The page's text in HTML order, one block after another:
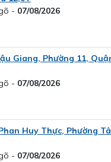
- 07/08/2026
Giang, Phường 11,
- 07/08/2026
Huy Thực, Phường
- 07/08/2026